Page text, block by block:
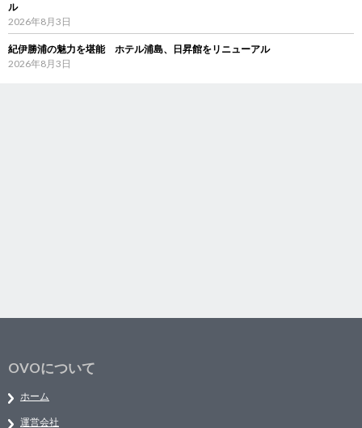
ル
2026年8月3日
紀伊勝浦の魅力を堪能 ホテル浦島、日昇館をリニューアル
2026年8月3日
OVOについて
ホーム
運営会社